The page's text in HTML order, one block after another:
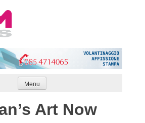
Menu
Art Now